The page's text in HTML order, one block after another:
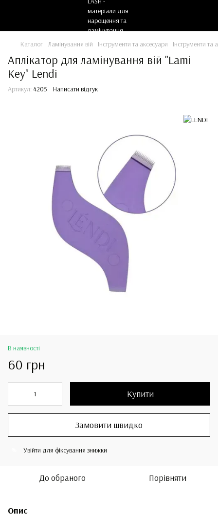
Каталог Ламінування вій Інструменти та аксесуари Інструменти та
Аплікатор для ламінування вій "Lami
Key" Lendi
Артикул: 4205 Написати відгук
В наявності
60 грн
Купити
Замовити швидко
Увійти для фіксування знижки
До обраного Порівняти
Опис